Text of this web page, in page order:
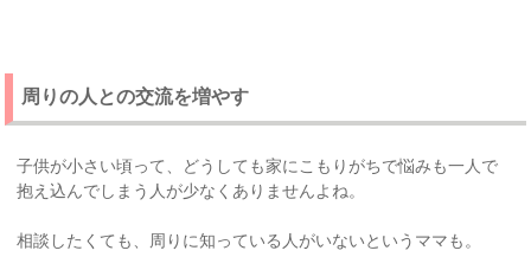
周りの人との交流を増やす
子供が小さい頃って、どうしても家にこもりがちで悩みも一人で
抱え込んでしまう人が少なくありませんよね。
相談したくても、周りに知っている人がいないというママも。